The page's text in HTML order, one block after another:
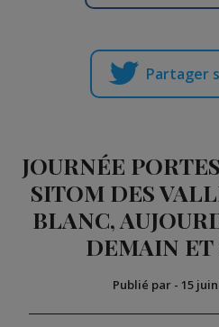
Partager
JOURNÉE
SITOM DES
BLANC,
DEMAIN ET
Publié par - 15